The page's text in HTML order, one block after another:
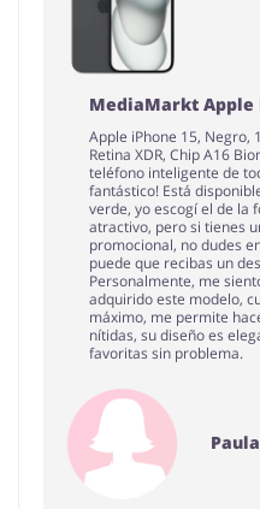
MediaMarkt Apple
Apple iPhone 15, Negro,
Retina XDR, Chip A16
teléfono inteligente de
fantástico! Está
verde, yo escogí el de la
atractivo, pero si tienes
promocional, no dudes
puede que recibas un
Personalmente, me
adquirido este modelo,
máximo, me permite
nítidas, su diseño es
favoritas sin problema.
Paula